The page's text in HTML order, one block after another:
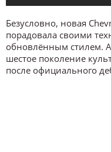
Безусловно, новая
порадовала своими
обновлённым стилем.
шестое поколение
после официального